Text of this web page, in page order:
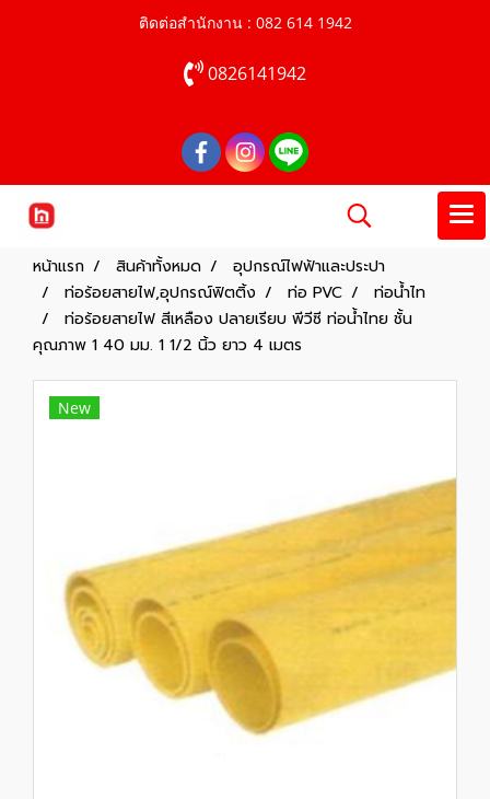
ติดต่อสำนักงาน : 082 614 1942
0826141942
หน้าแรก สินค้าทั้งหมด
อุปกรณ์ไฟฟ้าและประปา
ท่อร้อยสายไฟ,อุปกรณ์ฟิตติ้ง
ท่อ PVC
ท่อน้ำไท
ท่อร้อยสายไฟ สีเหลือง ปลายเรียบ พีวีซี ท่อน้ำไทย ชั้น
คุณภาพ 1 40 มม. 1 1/2 นิ้ว ยาว 4 เมตร
New